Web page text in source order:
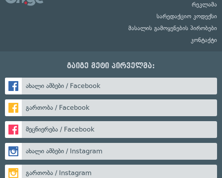
რეკლამა
სარედაქციო კოდექსი
მასალის გამოყენების პირობები
კონტაქტი
გაიგე მეტი პირველმა:
ახალი ამბები / Facebook
გართობა / Facebook
მეცნიერება / Facebook
ახალი ამბები / Instagram
გართობა / Instagram